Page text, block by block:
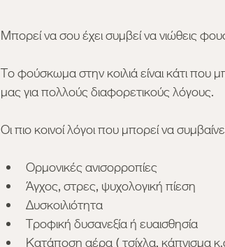
Μπορεί να σου έχει συμβεί να νιώθεις
Το φούσκωμα στην κοιλιά είναι κάτι που
μας για πολλούς διαφορετικούς λόγους.
Οι πιο κοινοί λόγοι που μπορεί να
Ορμονικές ανισορροπίες
Άγχος, στρες, ψυχολογική πίεση
Δυσκοιλιότητα
Τροφική δυσανεξία ή ευαισθησία
Κατάποση αέρα ( τσίχλα, κάπνισμα